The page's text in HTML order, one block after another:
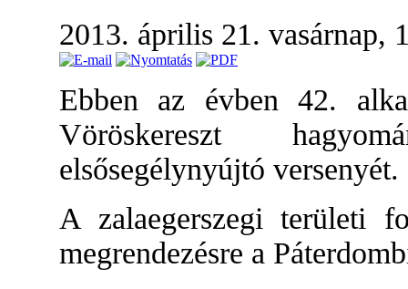
2013. április 21. vasárnap,
Ebben az évben 42.
Vöröskereszt
elsősegélynyújtó versenyét.
A zalaegerszegi területi
megrendezésre a